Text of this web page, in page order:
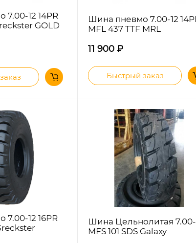
12 14PR
GOLD
Шина пневмо 7.00-12
MFL 437 TTF MRL
11 900₽
Быстрый заказ
12 16PR
Шина Цельнолитая 7.00-
MFS 101 SDS Galaxy